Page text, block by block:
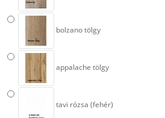
bolzano tölgy
appalache tölgy
tavi rózsa (fehér)